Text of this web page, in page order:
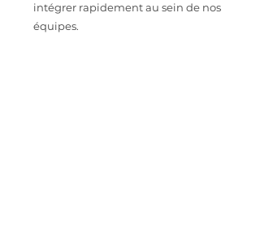
intégrer rapidement au sein de nos
équipes.